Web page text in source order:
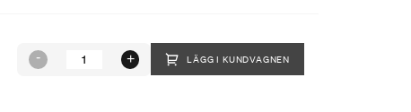
LÄGG I KUNDVAGNEN